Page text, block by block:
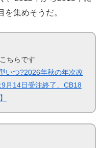
集めそうだ。
ちらです
いつ?2026年秋の年次改
月14日受注終了、CB18